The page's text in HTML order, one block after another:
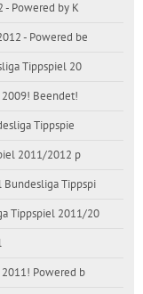
- Powered by K
- Powered be
Tippspiel 20
Beendet!
Tippspie
2011/2012 p
Bundesliga Tippspi
Tippspiel 2011/20
Powered b